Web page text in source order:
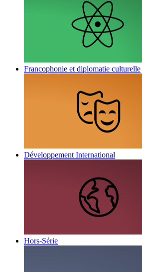
Francophonie et diplomatie culturelle
Développement International
Hors-Série